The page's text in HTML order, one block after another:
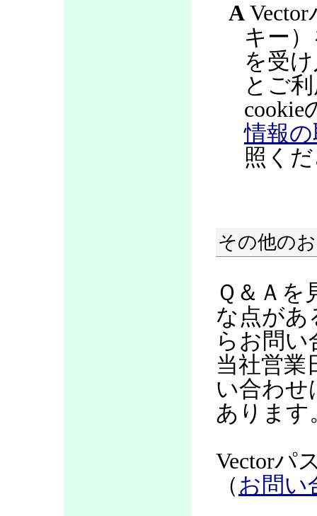
A
キー
を受
とご
cookie
情報
照く
その他の
Ｑ＆Ａを
な点があ
らお問い
当社営業
い合わせ
あります
Vectorパ
（ お問い